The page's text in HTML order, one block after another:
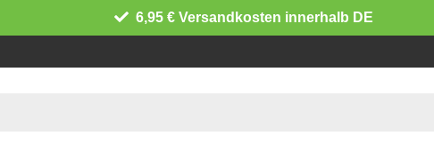
6,95 € Versandkosten innerhalb DE